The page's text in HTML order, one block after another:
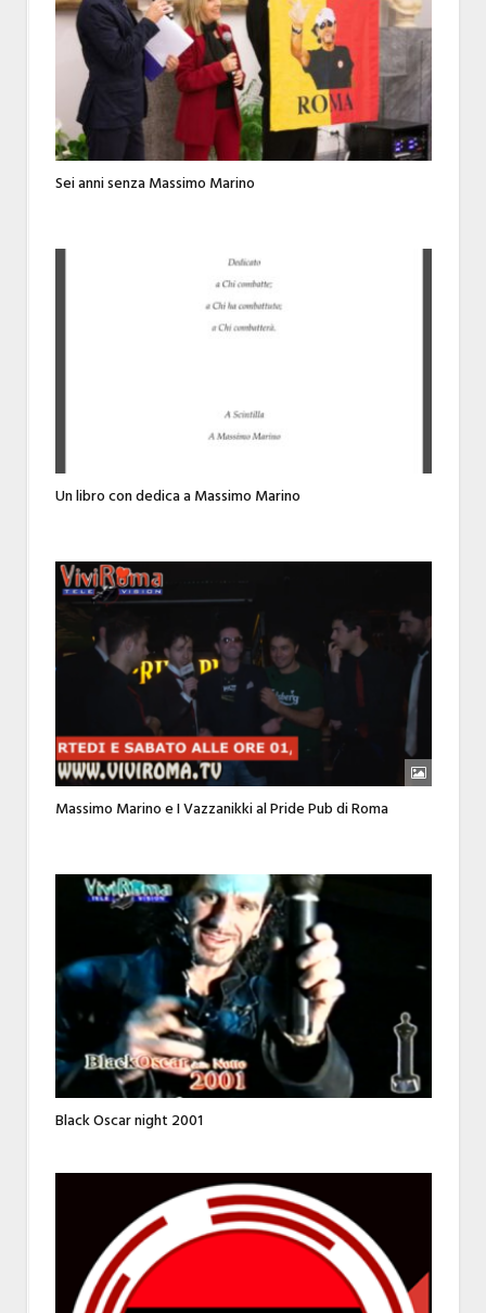
Sei anni senza Massimo Marino
Un libro con dedica a Massimo Marino
Massimo Marino e I Vazzanikki al Pride Pub di Roma
Black Oscar night 2001